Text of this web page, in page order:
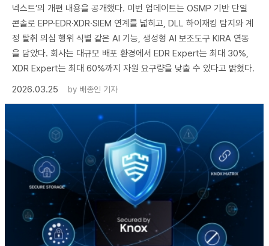
넥스트’의 개편 내용을 공개했다. 이번 업데이트는 OSMP 기반 단일
콘솔로 EPP·EDR·XDR·SIEM 연계를 넓히고, DLL 하이재킹 탐지와 계
정 탈취 의심 행위 식별 같은 AI 기능, 생성형 AI 보조도구 KIRA 연동
을 담았다. 회사는 대규모 배포 환경에서 EDR Expert는 최대 30%,
XDR Expert는 최대 60%까지 자원 요구량을 낮출 수 있다고 밝혔다.
2026.03.25
by 배종인 기자